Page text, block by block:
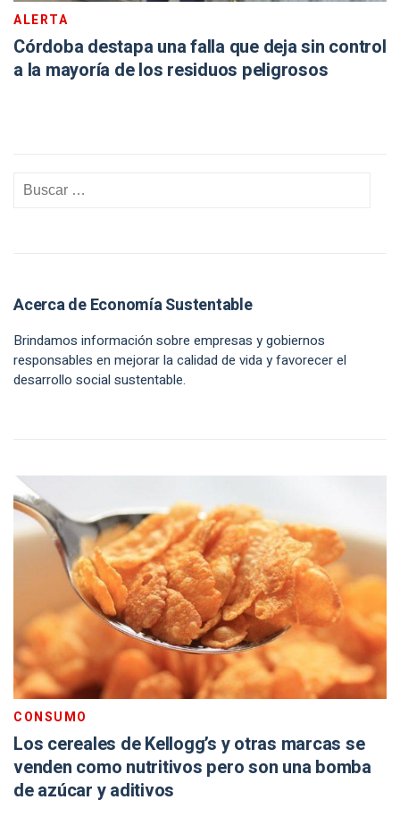
ALERTA
Córdoba destapa una falla que deja sin control
a la mayoría de los residuos peligrosos
Acerca de Economía Sustentable
Brindamos información sobre empresas y gobiernos
responsables en mejorar la calidad de vida y favorecer el
desarrollo social sustentable.
CONSUMO
Los cereales de Kellogg’s y otras marcas se
venden como nutritivos pero son una bomba
de azúcar y aditivos